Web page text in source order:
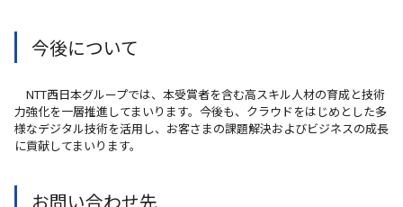
今後について
NTT西日本グループでは、本受賞者を含む高スキル人材の育成と技術
力強化を一層推進してまいります。今後も、クラウドをはじめとした多
様なデジタル技術を活用し、お客さまの課題解決およびビジネスの成長
に貢献してまいります。
お問い合わせ先